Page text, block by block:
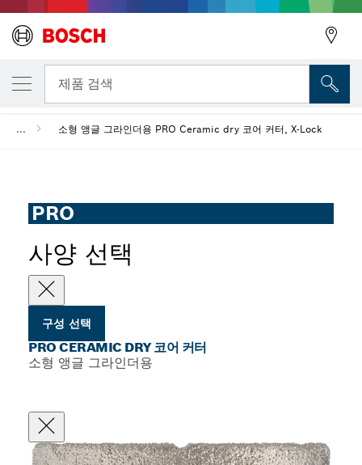
제품 검색
... 소형 앵글 그라인더용 PRO Ceramic dry 코어 커터, X-Lock
PRO
사양 선택
구성 선택
PRO CERAMIC DRY 코어 커터
소형 앵글 그라인더용
선택한 변형
PRO Ceramic dry 코어 커터